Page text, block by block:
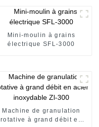
Mini-moulin à grains
électrique SFL-3000
Machine de granulation
rotative à grand débit en